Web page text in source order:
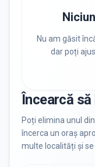
Nu am găsit
dar poți
Încearcă
Poți elimina unul
încerca un oraș
multe localități și